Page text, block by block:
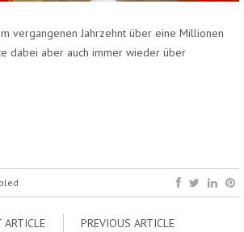
vergangenen Jahrzehnt über eine Millionen
dabei aber auch immer wieder über
ARTICLE PREVIOUS ARTICLE